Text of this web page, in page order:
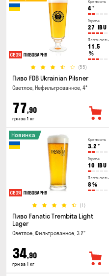
Крепость
4°
Горечь
27 IBU
Плотность
11.5
%
(55)
Пиво FDB Ukrainian Pilsner
Светлое, Нефильтрованное, 4°
77,90
грн за 1 кг
Крепость
3.2 °
Горечь
10 IBU
Плотность
8 %
(1)
Новинка
Пиво Fanatic Trembita Light
Lager
Светлое, Фильтрованное, 3.2°
34,90
грн за 1 кг